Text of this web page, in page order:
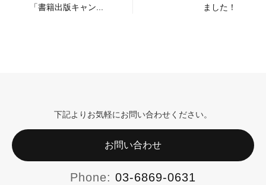
「書籍出版キャン...
ました！
下記よりお気軽にお問い合わせください。
お問い合わせ
Phone: 03-6869-0631